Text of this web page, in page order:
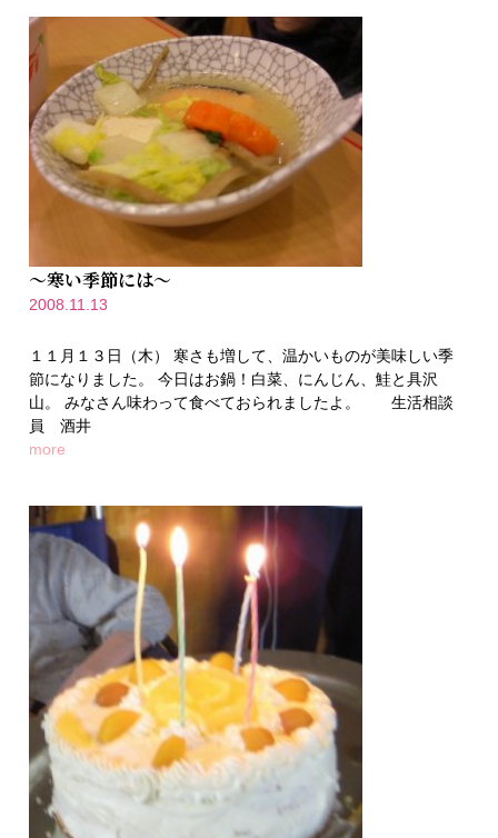
～寒い季節には～
2008.11.13
１１月１３日（木） 寒さも増して、温かいものが美味しい季
節になりました。 今日はお鍋！白菜、にんじん、鮭と具沢
山。 みなさん味わって食べておられましたよ。 生活相談
員 酒井
more